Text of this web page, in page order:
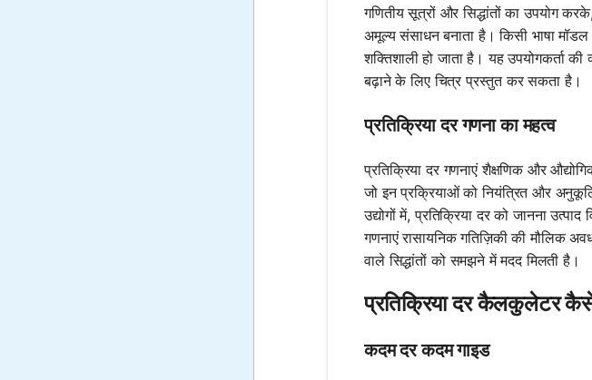
गणितीय सूत्रों और सिद्धांतों का उपयोग
अमूल्य संसाधन बनाता है। किसी भाषा
शक्तिशाली हो जाता है। यह उपयोगकर्ता
बढ़ाने के लिए चित्र प्रस्तुत कर सकता है।
प्रतिक्रिया दर गणना का महत्व
प्रतिक्रिया दर गणनाएं शैक्षणिक और
जो इन प्रक्रियाओं को नियंत्रित और
उद्योगों में, प्रतिक्रिया दर को जानना
गणनाएं रासायनिक गतिज़िकी की मौलिक
वाले सिद्धांतों को समझने में मदद मिलती है।
प्रतिक्रिया दर कैलकुलेटर
कदम दर कदम गाइड